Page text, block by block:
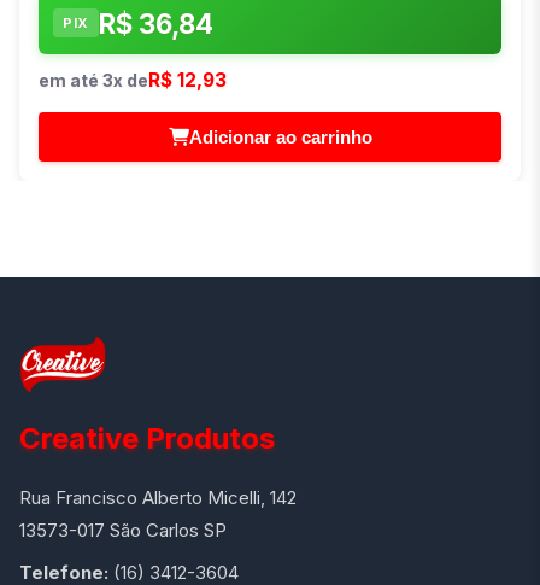
PIX R$ 36,84
em até 3x deR$ 12,93
Adicionar ao carrinho
Creative Produtos
Rua Francisco Alberto Micelli, 142
13573-017 São Carlos SP
Telefone: (16) 3412-3604